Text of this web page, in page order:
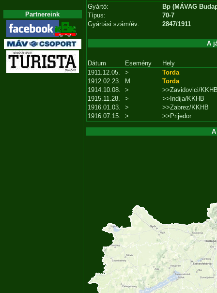
Partnereink
Gyártó:
Bp (MÁVAG
Típus:
70-7
Gyártási szám/év:
2847/1911
A
Dátum Esemény
Hely
1911.12.05.
>
Torda
1912.02.23.
M
Torda
1914.10.08.
>
>>Zavidovici/
1915.11.28.
>
>>Indija/KKHB
1916.01.03.
>
>>Zabrez/KKHB
1916.07.15.
> >>Prijedor